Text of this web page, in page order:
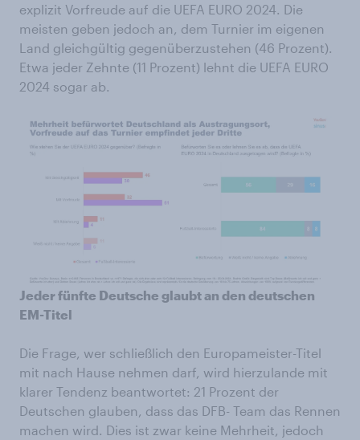
explizit Vorfreude auf die UEFA EURO 2024. Die
meisten geben jedoch an, dem Turnier im eigenen
Land gleichgültig gegenüberzustehen (46 Prozent).
Etwa jeder Zehnte (11 Prozent) lehnt die UEFA EURO
2024 sogar ab.
Jeder fünfte Deutsche glaubt an den deutschen
EM-Titel
Die Frage, wer schließlich den Europameister-Titel
mit nach Hause nehmen darf, wird hierzulande mit
klarer Tendenz beantwortet: 21 Prozent der
Deutschen glauben, dass das DFB- Team das Rennen
machen wird. Dies ist zwar keine Mehrheit, jedoch